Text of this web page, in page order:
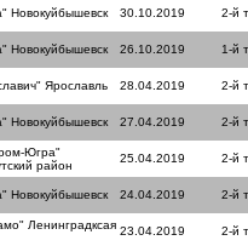
Новокуйбышевск 30.10.2019 2-й
Новокуйбышевск 26.10.2019 1-й
Ярославль 28.04.2019 2-й
Новокуйбышевск 27.04.2019 2-й
Югра"
район
25.04.2019 2-й
Новокуйбышевск 24.04.2019 2-й
Ленинградксая 23.04.2019 2-й